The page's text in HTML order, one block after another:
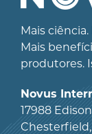
Mais
Mais
produtores.
Novus
17988